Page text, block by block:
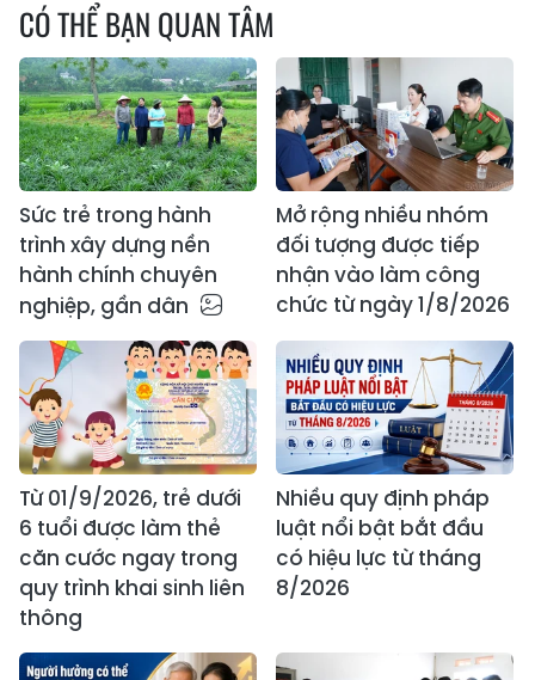
CÓ THỂ BẠN QUAN TÂM
Sức trẻ trong hành
trình xây dựng nền
hành chính chuyên
nghiệp, gần dân
Mở rộng nhiều nhóm
đối tượng được tiếp
nhận vào làm công
chức từ ngày 1/8/2026
Từ 01/9/2026, trẻ dưới
6 tuổi được làm thẻ
căn cước ngay trong
quy trình khai sinh liên
thông
Nhiều quy định pháp
luật nổi bật bắt đầu
có hiệu lực từ tháng
8/2026